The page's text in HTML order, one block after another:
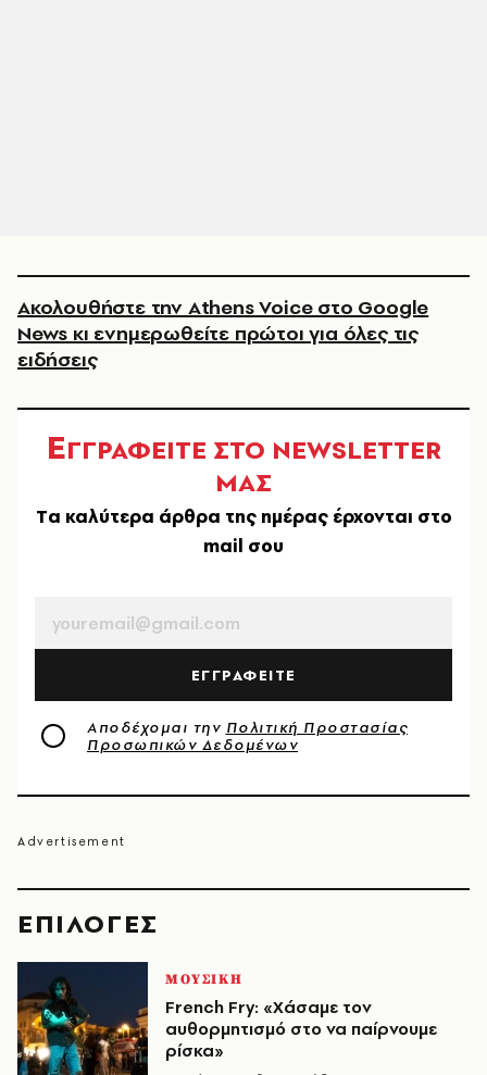
EΠΙΛΟΓΈΣ
ΜΟΥΣΙΚΗ
French Fry: «Χάσαμε τον
αυθορμητισμό στο να παίρνουμε
ρίσκα»
Ακολουθήστε την Athens Voice στο Google
News κι ενημερωθείτε πρώτοι για όλες τις
ειδήσεις
ΕΓΓΡΑΦΕΙΤΕ ΣΤΟ NEWSLETTER
ΜΑΣ
Tα καλύτερα άρθρα της ημέρας έρχονται στο
mail σου
ΕΓΓΡΑΦΕΙΤΕ
Αποδέχομαι την Πολιτική Προστασίας
Προσωπικών Δεδομένων